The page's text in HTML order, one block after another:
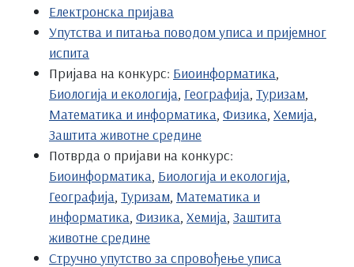
Електронска пријава
Упутства и питања поводом уписа и пријемног
испита
Пријава на конкурс: Биоинформатика
Биологија и екологија Географија Туризам
Математика и информатика Физика Хемија
Заштита животне средине
Потврда о пријави на конкурс:
Биоинформатика Биологија и екологија
Географија Туризам Математика и
информатика Физика Хемија Заштита
животне средине
Стручно упутство за спровођење уписа